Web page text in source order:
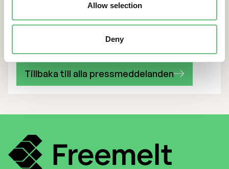
Allow selection
Deny
teckningsoptioner
Tillbaka till alla pressmeddelanden